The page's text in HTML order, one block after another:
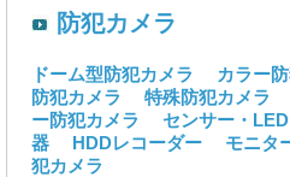
防犯カメラ
ドーム型防犯カメラ カラー
防犯カメラ
特殊防犯カメラ
ー防犯カメラ
センサー・
器
HDDレコーダー モニタ
犯カメラ